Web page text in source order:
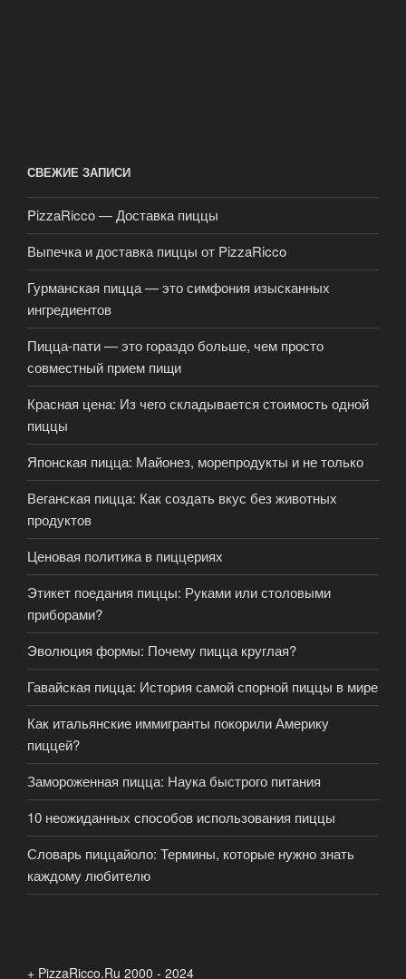
СВЕЖИЕ ЗАПИСИ
PizzaRicco — Доставка пиццы
Выпечка и доставка пиццы от PizzaRicco
Гурманская пицца — это симфония изысканных
ингредиентов
Пицца-пати — это гораздо больше, чем просто
совместный прием пищи
Красная цена: Из чего складывается стоимость одной
пиццы
Японская пицца: Майонез, морепродукты и не только
Веганская пицца: Как создать вкус без животных
продуктов
Ценовая политика в пиццериях
Этикет поедания пиццы: Руками или столовыми
приборами?
Эволюция формы: Почему пицца круглая?
Гавайская пицца: История самой спорной пиццы в мире
Как итальянские иммигранты покорили Америку
пиццей?
Замороженная пицца: Наука быстрого питания
10 неожиданных способов использования пиццы
Словарь пиццайоло: Термины, которые нужно знать
каждому любителю
+ PizzaRicco.Ru 2000 - 2024